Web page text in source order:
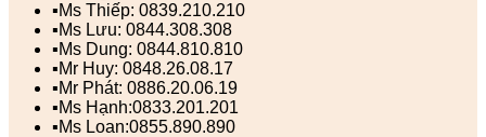
▪️Ms Thiếp: 0839.210.210
▪️Ms Lưu: 0844.308.308
▪️Ms Dung: 0844.810.810
▪️Mr Huy: 0848.26.08.17
▪️Mr Phát: 0886.20.06.19
▪️Ms Hạnh:0833.201.201
▪️Ms Loan:0855.890.890